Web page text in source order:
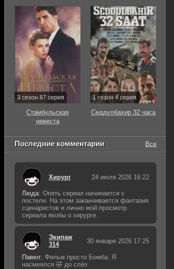
3 сезон 87 серия
Стамбульская
невеста
1 сезон 4 серия
Седдулбахир 32 часа
Последние комментарии Все
Хирург 24 июля 2026 16:22
Люда: Опять сериал начинается с
постели. На этом заканчивается фантазия
сценаристов и лично мой просмотр
сериала якобы о хирурге.
Экипаж
314
30 января 2026 17:25
Павел: Фильм просто Бомба. Я
насмеялся 🤣 до слёз